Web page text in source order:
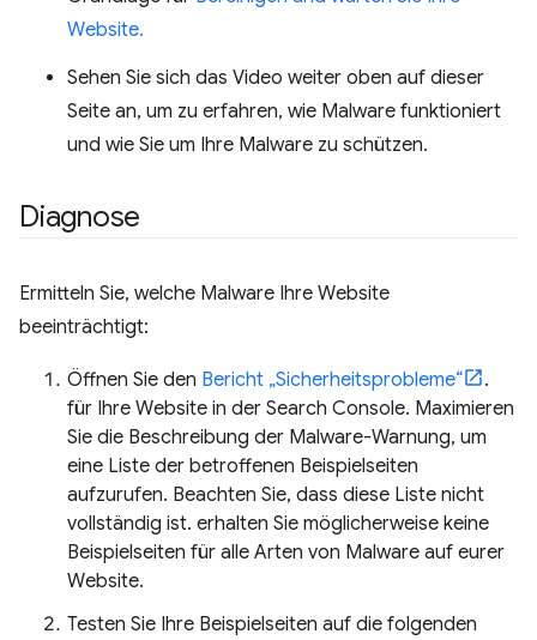
Website.
Sehen Sie sich das Video weiter oben auf dieser
Seite an, um zu erfahren, wie Malware funktioniert
und wie Sie um Ihre Malware zu schützen.
Diagnose
Ermitteln Sie, welche Malware Ihre Website
beeinträchtigt:
Öffnen Sie den Bericht „Sicherheitsprobleme“
.
für Ihre Website in der Search Console. Maximieren
Sie die Beschreibung der Malware-Warnung, um
eine Liste der betroffenen Beispielseiten
aufzurufen. Beachten Sie, dass diese Liste nicht
vollständig ist. erhalten Sie möglicherweise keine
Beispielseiten für alle Arten von Malware auf eurer
Website.
Testen Sie Ihre Beispielseiten auf die folgenden